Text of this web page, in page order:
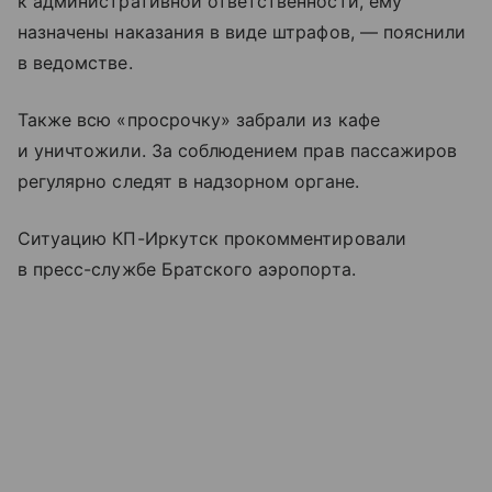
назначены наказания в виде штрафов, — пояснили
в ведомстве.
Также всю «просрочку» забрали из кафе
и уничтожили. За соблюдением прав пассажиров
регулярно следят в надзорном органе.
Ситуацию КП-Иркутск прокомментировали
в пресс-службе Братского аэропорта.